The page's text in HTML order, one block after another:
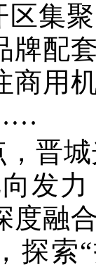
区集
牌配
商用
晋
发
度融
探索